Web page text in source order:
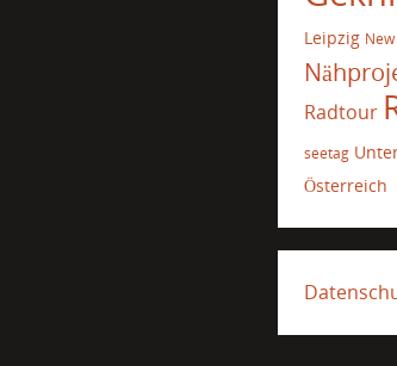
Leipzig
Radtour
seetag
Österreich